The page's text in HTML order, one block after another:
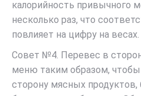
калорийность привычного
несколько раз, что
повлияет на цифру на весах.
Совет №4. Перевес в
меню таким образом,
сторону мясных